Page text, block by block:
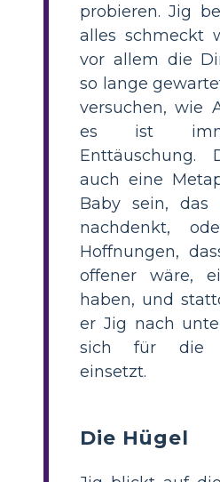
probieren. Jig
alles schmeckt
vor allem die
so lange
versuchen, wie
es ist
Enttäuschung.
auch eine
Baby sein, das
nachdenkt,
Hoffnungen,
offener wäre,
haben, und
er Jig nach
sich für die
einsetzt.
Die Hügel